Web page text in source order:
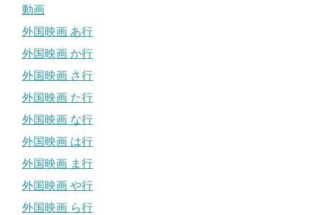
動画
外国映画 あ行
外国映画 か行
外国映画 さ行
外国映画 た行
外国映画 な行
外国映画 は行
外国映画 ま行
外国映画 や行
外国映画 ら行